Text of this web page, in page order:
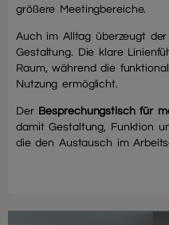
größere Meetingbereiche.
Auch im Alltag überzeugt
Gestaltung. Die klare
Raum, während die
Nutzung ermöglicht.
Der Besprechungstisch für
damit Gestaltung, Funktion
die den Austausch im